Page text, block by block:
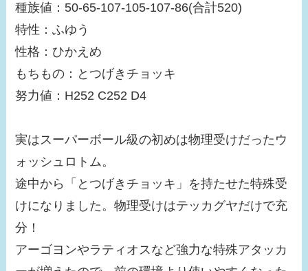
種族値：50-65-107-105-107-86(合計520)
特性：ふゆう
性格：ひかえめ
もちもの：とつげきチョッキ
努力値：H252 C252 D4
実はスーパーボール級の初めは物理受けだったウ
ォッシュロトム。
途中から「とつげきチョッキ」を持たせた特殊受
けになりました。物理受けはテッカグヤだけで充
分！
アーゴヨンやラティオスなど強力な特殊アタッカ